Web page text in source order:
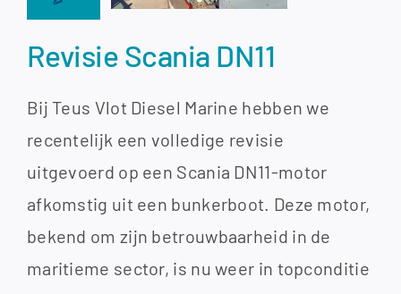
Revisie Scania DN11
Bij Teus Vlot Diesel Marine hebben we
recentelijk een volledige revisie
uitgevoerd op een Scania DN11-motor
afkomstig uit een bunkerboot. Deze motor,
bekend om zijn betrouwbaarheid in de
maritieme sector, is nu weer in topconditie